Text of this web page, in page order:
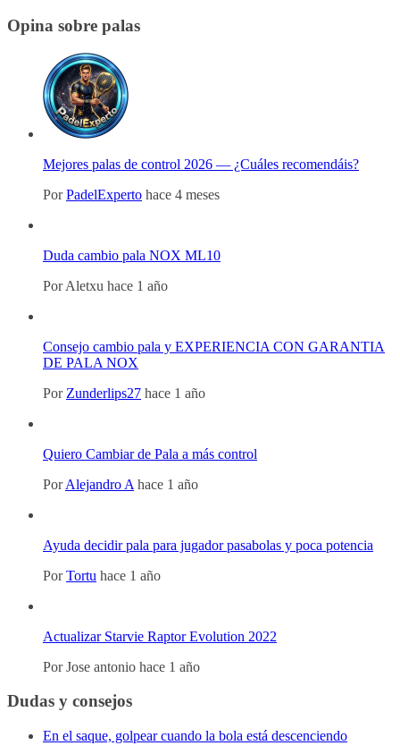
Opina sobre palas
Mejores palas de control 2026 — ¿Cuáles recomendáis?
PorPadelExperto hace 4 meses
Duda cambio pala NOX ML10
PorAletxu hace 1 año
Consejo cambio pala y EXPERIENCIA CON GARANTIA
DE PALA NOX
Por Zunderlips27 hace 1 año
Quiero Cambiar de Pala a más control
PorAlejandro A hace 1 año
Ayuda decidir pala para jugador pasabolas y poca potencia
PorTortu hace 1 año
Actualizar Starvie Raptor Evolution 2022
PorJose antonio hace 1 año
Dudas y consejos
En el saque, golpear cuando la bola está descenciendo